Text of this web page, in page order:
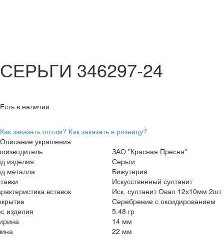
СЕРЬГИ 346297-24
Есть в наличии
Как заказать оптом? Как заказать в розницу?
Описание украшения
ЗАО "Красная Пресня"
изделия
Серьги
металла
Бижутерия
Искусственный султанит
вставок
Иск. султанит Овал 12х10мм 2шт
Серебрение с оксидированием
изделия
5.48 гр
14 мм
22 мм